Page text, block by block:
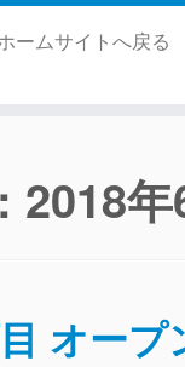
ホームサイトへ戻る
2018
オープ